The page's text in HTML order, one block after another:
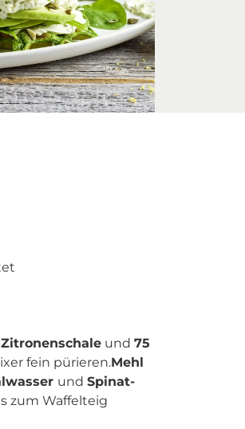
Zitronenschale und 75
fein pürieren.Mehl
und Spinat-
zum Waffelteig